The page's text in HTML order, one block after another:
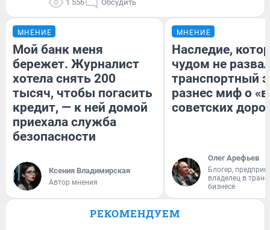
1 556 Обсудить
МНЕНИЕ
Мой банк меня
бережет. Журналист
хотела снять 200
тысяч, чтобы погасить
кредит, — к ней домой
приехала служба
безопасности
Ксения Владимирская
Автор мнения
МНЕНИЕ
Наследие,
чудом не
транспортный
разнес миф о
советских
Олег Арефьев
Блогер,
владелец в
бизнесе
РЕКОМЕНДУЕМ